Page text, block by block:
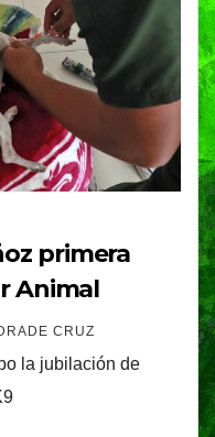
primera
Animal
CRUZ
la jubilación de